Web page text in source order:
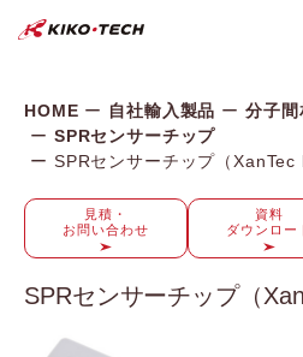
キコーテック株式会社 | ラ
HOME 自社輸入製品
分子間
SPRセンサーチップ
SPRセンサーチップ（XanTec
見積・
お問い合わせ
資料
ダウンロー
SPRセンサーチップ（